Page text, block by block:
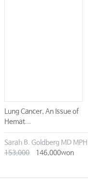
Lung Cancer, An Issue of
Hemat...
Sarah B. Goldberg MD MPH
153,000
146,000won